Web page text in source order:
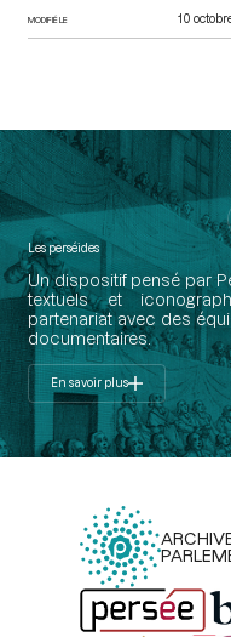
MODIFIÉ LE 10
Les perséides
Un dispositif pensé par
textuels et
partenariat avec des
documentaires.
En savoir plus